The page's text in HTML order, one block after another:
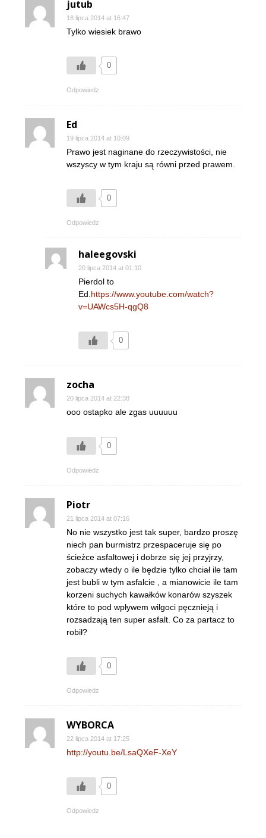
jutub
18 lipca 2014 at 16:47
Tylko wiesiek brawo
0
Odpowiedz
Ed
19 lipca 2014 at 10:09
Prawo jest naginane do rzeczywistości, nie
wszyscy w tym kraju są równi przed prawem.
0
Odpowiedz
haleegovski
20 lipca 2014 at 01:10
Pierdol to
Ed. https://www.youtube.com/watch?
v=UAWcs5H-qgQ8
0
zocha
20 lipca 2014 at 22:38
ooo ostapko ale zgas uuuuuu
0
Odpowiedz
Piotr
21 lipca 2014 at 07:16
No nie wszystko jest tak super, bardzo proszę
niech pan burmistrz przespaceruje się po
ścieżce asfaltowej i dobrze się jej przyjrzy,
zobaczy wtedy o ile będzie tylko chciał ile tam
jest bubli w tym asfalcie , a mianowicie ile tam
korzeni suchych kawałków konarów szyszek
które to pod wpływem wilgoci pęcznieją i
rozsadzają ten super asfalt. Co za partacz to
robił?
0
Odpowiedz
WYBORCA
22 lipca 2014 at 17:25
http://youtu.be/LsaQXeF-XeY
0
Odpowiedz